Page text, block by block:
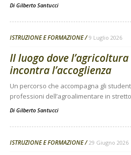
Di Gilberto Santucci
ISTRUZIONE E FORMAZIONE 9 Luglio 2026
Il luogo dove l’agricoltura
incontra l’accoglienza
Un percorso che accompagna gli
professioni dell’agroalimentare in
Di Gilberto Santucci
ISTRUZIONE E FORMAZIONE 29 Giugno 2026